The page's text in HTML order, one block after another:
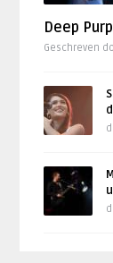
Deep
Geschreven